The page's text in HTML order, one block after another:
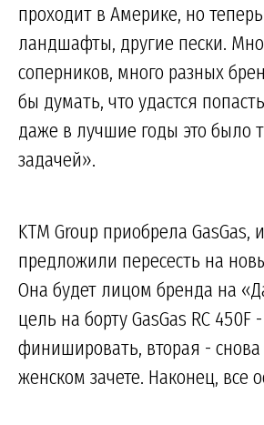
проходит в Америке, но
ландшафты, другие пески.
соперников, много разных
бы думать, что удастся
даже в лучшие годы это было
задачей».
KTM Group приобрела GasGas,
предложили пересесть на
Она будет лицом бренда на
цель на борту GasGas RC 450F -
финишировать, вторая - снова
женском зачете. Наконец, все